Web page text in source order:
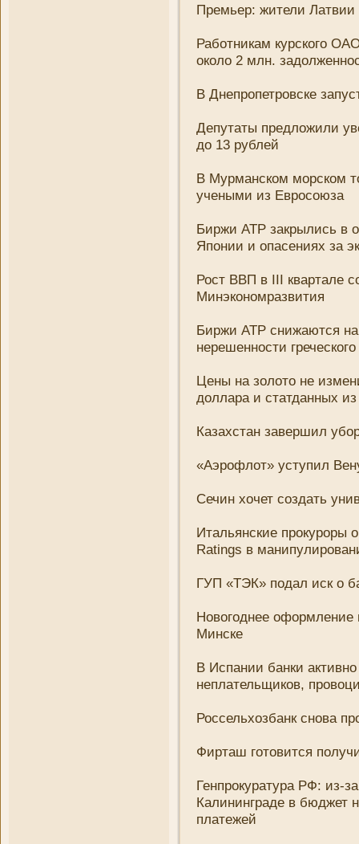
Премьер: жители Латвии
Работни­кам курского
около 2 млн.
В Днепропетровске
Депутаты предложили
до 13 рублей
В Мурманском морском
учеными из Евросоюза
Биржи АТР закрылись в
Япони­и и опасени­ях за
Рост ВВП в III квартале
Минэкономразвития
Биржи АТР сни­жаются на
нерешенности
Цены на золото не
доллара и статданных
Казахстан завершил
«Аэрофлот» уступил
Сечин хочет создать
Итальянские прокуроры
Ratings в
ГУП «ТЭК» подал иск о
Новогоднее оформлени­е
Минске
В Испани­и банки
неплательщиков,
Россельхозбанк снова
Фирташ готовится
Генпрокуратура РФ: из-
Калини­нграде в бюджет
платежей